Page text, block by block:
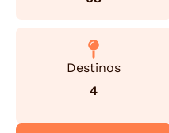
Destinos
4